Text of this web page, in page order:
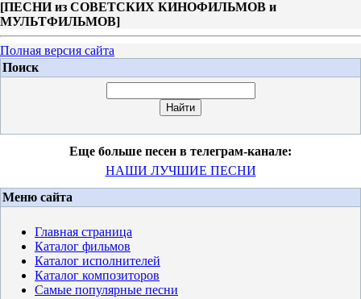
[ПЕСНИ из СОВЕТСКИХ КИНОФИЛЬМОВ и
МУЛЬТФИЛЬМОВ]
Полная версия сайта
Поиск
Еще больше песен в телеграм-канале:
НАШИ ЛУЧШИЕ ПЕСНИ
Меню сайта
Главная страница
Каталог фильмов
Каталог исполнителей
Каталог композиторов
Самые популярные песни